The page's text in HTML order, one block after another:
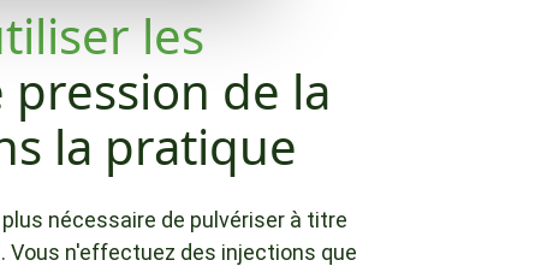
les
de la
la pratique
nécessaire de pulvériser à titre
Vous n'effectuez des injections que